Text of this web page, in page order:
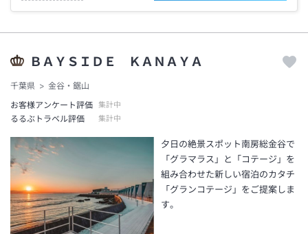
ＢＡＹＳＩＤＥ ＫＡＮＡＹＡ
千葉県
金谷・鋸山
お客様アンケート評価
集計中
るるぶトラベル評価 集計中
夕日の絶景スポット南房総金谷で
「グラマラス」と「コテージ」を
組み合わせた新しい宿泊のカタチ
「グランコテージ」をご提案しま
す。